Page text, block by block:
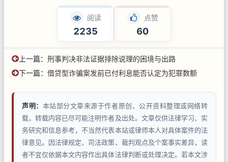
阅读
2235
点赞
60
上一篇： 刑事判决非法证据排除说理的困境与出路
下一篇： 借贷型诈骗案发前已付利息能否认定为犯罪数额
声明： 本站部分文章来源于作者原创、公开资料整理或网络转
载，转载内容已尽可能注明作者及出处。文章仅供法律学习、实
务研究和信息参考，不当然代表本站或律师本人对具体案件的法
律意见。因法律规定、司法政策、裁判观点及个案事实差异，读
者不宜仅依据本文内容作出具体法律判断或处理决定。若本文涉